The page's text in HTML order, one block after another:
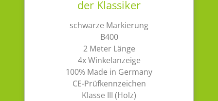
der Klassiker
schwarze Markierung
B400
2 Meter Länge
4x Winkelanzeige
100% Made in Germany
CE-Prüfkennzeichen
Klasse III (Holz)